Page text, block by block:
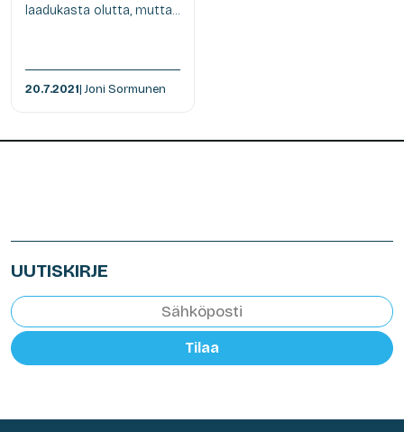
laadukasta olutta, mutta...
20.7.2021| Joni Sormunen
UUTISKIRJE
Tilaa